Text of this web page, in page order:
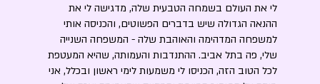
לי את העולם בשמחה הטבעית שלה, מדגישה לי את
ההנאה הגדולה שיש בדברים הפשוטים, והכניסה אותי
למשפחה המדהימה והאוהבת שלה - המשפחה השנייה
שלי, פה בתל אביב. ההתנדבות והעמותה, שהיא המעטפת
לכל הטוב הזה, הכניסו לי משמעות לימי ראשון ובכלל, אני